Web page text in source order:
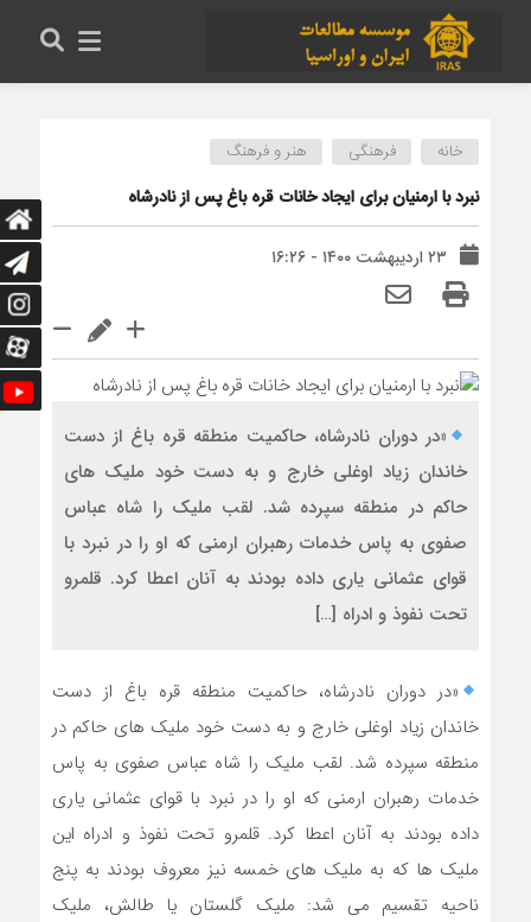
خانه فرهنگی هنر و فرهنگ
نبرد با ارمنیان برای ایجاد خانات قره باغ پس از نادرشاه
۲۳ اردیبهشت ۱۴۰۰ - ۱۶:۲۶
«در دوران نادرشاه، حاکمیت منطقه قره باغ از دست
خاندان زیاد اوغلی خارج و به دست خود ملیک های
حاکم در منطقه سپرده شد. لقب ملیک را شاه عباس
صفوی به پاس خدمات رهبران ارمنی که او را در نبرد با
قوای عثمانی یاری داده بودند به آنان اعطا کرد. قلمرو
تحت نفوذ و ادراه […]
«در دوران نادرشاه، حاکمیت منطقه قره باغ از دست
خاندان زیاد اوغلی خارج و به دست خود ملیک های حاکم در
منطقه سپرده شد. لقب ملیک را شاه عباس صفوی به پاس
خدمات رهبران ارمنی که او را در نبرد با قوای عثمانی یاری
داده بودند به آنان اعطا کرد. قلمرو تحت نفوذ و ادراه این
ملیک ها که به ملیک های خمسه نیز معروف بودند به پنج
ناحیه تقسیم می شد: ملیک گلستان یا طالش، ملیک